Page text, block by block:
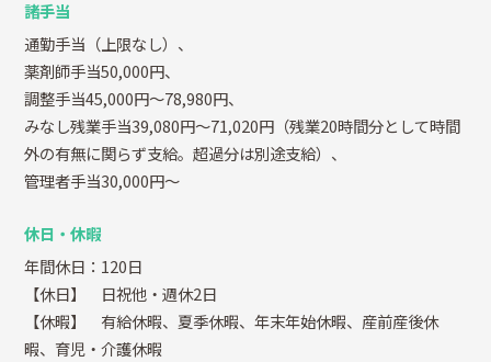
諸手当
通勤手当（上限なし）、
薬剤師手当50,000円、
調整手当45,000円～78,980円、
みなし残業手当39,080円～71,020円（残業20時間分として時間
外の有無に関らず支給。超過分は別途支給）、
管理者手当30,000円～
休日・休暇
年間休日：120日
【休日】 日祝他・週休2日
【休暇】 有給休暇、夏季休暇、年末年始休暇、産前産後休
暇、育児・介護休暇